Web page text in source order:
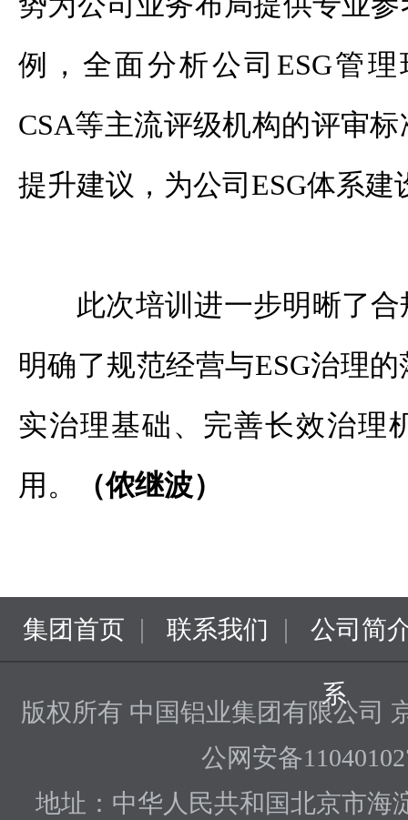
例，全面分析公司ESG管
CSA等主流评级机构的评审
提升建议，为公司ESG体系建
此次培训进一步明晰了
明确了规范经营与ESG治理
实治理基础、完善长效治理
用。
（侬继波）
集团首页 | 联系我们 | 公司简
系
版权所有 中国铝业集团有限公司
公网安备
地址：中华人民共和国北京市海